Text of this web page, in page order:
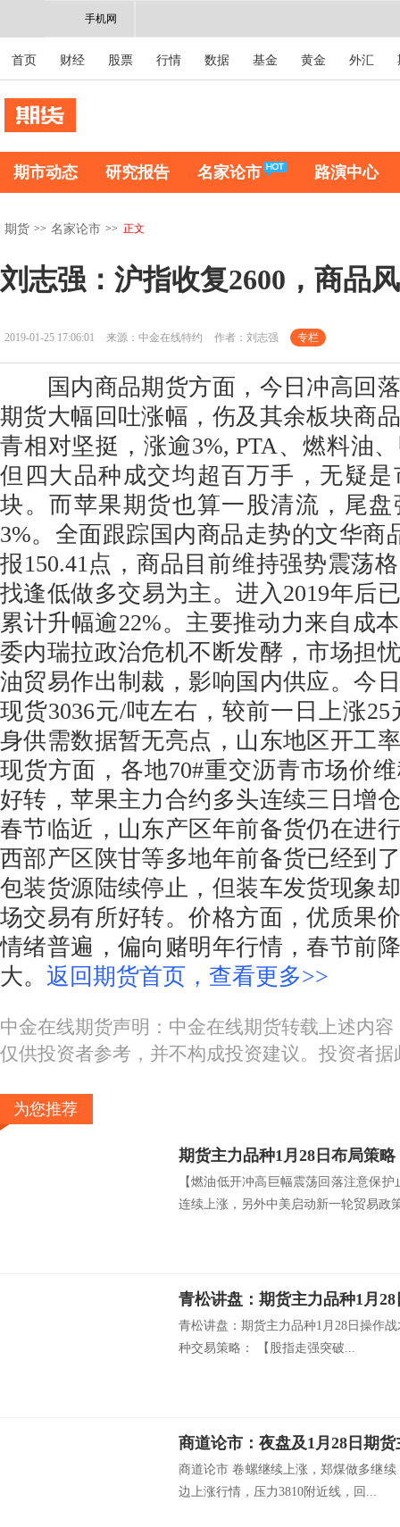
手机网
首页 财经 股票 行情 数据 基金 黄金 外汇
期市动态 研究报告 名家论市 路演中心
期货 >> 名家论市 >> 正文
刘志强：沪指收复2600，商品
2019-01-25 17:06:01 来源：中金在线特约 作者：刘志强 专栏
国内商品期货方面，今日冲高回落
期货大幅回吐涨幅，伤及其余板块商
青相对坚挺，涨逾3%, PTA、燃料油
但四大品种成交均超百万手，无疑
块。而苹果期货也算一股清流，尾
3%。全面跟踪国内商品走势的文华商
报150.41点，商品目前维持强势震荡
找逢低做多交易为主。进入2019年后
累计升幅逾22%。主要推动力来自成
委内瑞拉政治危机不断发酵，市场担
油贸易作出制裁，影响国内供应。今
现货3036元/吨左右，较前一日上涨
身供需数据暂无亮点，山东地区开工
现货方面，各地70#重交沥青市场价
好转，苹果主力合约多头连续三日增
春节临近，山东产区年前备货仍在进
西部产区陕甘等多地年前备货已经到
包装货源陆续停止，但装车发货现象
场交易有所好转。价格方面，优质果
情绪普遍，偏向赌明年行情，春节前
大。 返回期货首页，查看更多>>
中金在线期货声明：中金在线期货转载上述内
仅供投资者参考，并不构成投资建议。投资者
为您推荐
期货主力品种1月28日布局策略
【燃油低开冲高巨幅震荡回落注意保
连续上涨，另外中美启动新一轮贸易政
青松讲盘：期货主力品种1月
青松讲盘：期货主力品种1月28日操作
种交易策略： 【股指走强突破...
商道论市：夜盘及1月28日期
商道论市 卷螺继续上涨，郑煤做多继
边上涨行情，压力3810附近线，回...